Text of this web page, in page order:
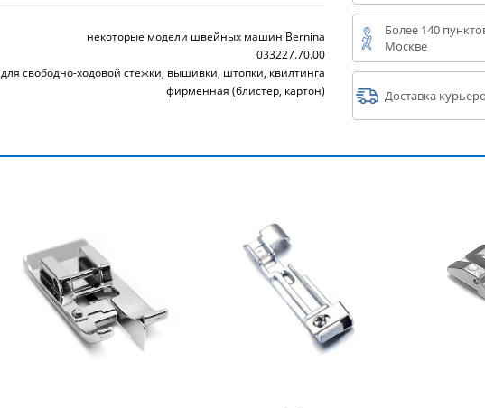
некоторые модели швейных машин Bernina
033227.70.00
для свободно-ходовой стежки, вышивки, штопки, квилтинга
фирменная (блистер, картон)
Более 140
Москве
Доставка